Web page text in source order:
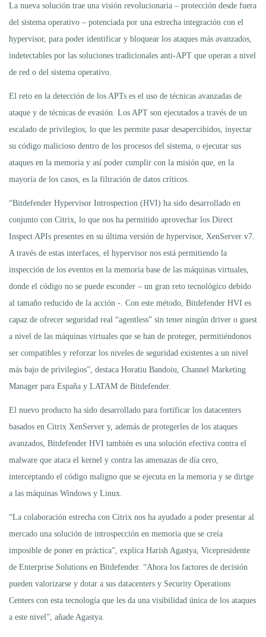
La nueva solución trae una visión revolucionaria – protección desde fuera
del sistema operativo – potenciada por una estrecha integración con el
hypervisor, para poder identificar y bloquear los ataques más avanzados,
indetectables por las soluciones tradicionales anti-APT que operan a nivel
de red o del sistema operativo.
El reto en la detección de los APTs es el uso de técnicas avanzadas de
ataque y de técnicas de evasión. Los APT son ejecutados a través de un
escalado de privilegios, lo que les permite pasar desapercibidos, inyectar
su código malicioso dentro de los procesos del sistema, o ejecutar sus
ataques en la memoria y así poder cumplir con la misión que, en la
mayoría de los casos, es la filtración de datos críticos.
“Bitdefender Hypervisor Introspection (HVI) ha sido desarrollado en
conjunto con Citrix, lo que nos ha permitido aprovechar los Direct
Inspect APIs presentes en su última versión de hypervisor, XenServer v7.
A través de estas interfaces, el hypervisor nos está permitiendo la
inspección de los eventos en la memoria base de las máquinas virtuales,
donde el código no se puede esconder – un gran reto tecnológico debido
al tamaño reducido de la acción -. Con este método, Bitdefender HVI es
capaz de ofrecer seguridad real “agentless” sin tener ningún driver o guest
a nivel de las máquinas virtuales que se han de proteger, permitiéndonos
ser compatibles y reforzar los niveles de seguridad existentes a un nivel
más bajo de privilegios”, destaca Horatiu Bandoiu, Channel Marketing
Manager para España y LATAM de Bitdefender.
El nuevo producto ha sido desarrollado para fortificar los datacenters
basados en Citrix XenServer y, además de protegerles de los ataques
avanzados, Bitdefender HVI también es una solución efectiva contra el
malware que ataca el kernel y contra las amenazas de día cero,
interceptando el código maligno que se ejecuta en la memoria y se dirige
a las máquinas Windows y Linux.
“La colaboración estrecha con Citrix nos ha ayudado a poder presentar al
mercado una solución de introspección en memoria que se creía
imposible de poner en práctica”, explica Harish Agastya, Vicepresidente
de Enterprise Solutions en Bitdefender. “Ahora los factores de decisión
pueden valorizarse y dotar a sus datacenters y Security Operations
Centers con esta tecnología que les da una visibilidad única de los ataques
a este nivel”, añade Agastya.